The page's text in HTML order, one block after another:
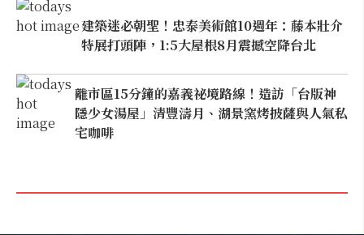
建築迷必朝聖！忠泰美術館10週年：藤本壯介
特展打頭陣，1:5大屋根8月震撼空降台北
離市區15分鐘的嘉義祕境路線！造訪「台版神
隱少女湯屋」清豐濤月、湖景窯烤披薩與人氣私
宅咖啡